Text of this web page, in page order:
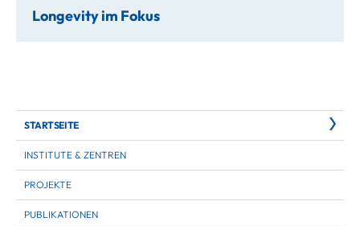
Longevity im Fokus
STARTSEITE
INSTITUTE & ZENTREN
PROJEKTE
PUBLIKATIONEN